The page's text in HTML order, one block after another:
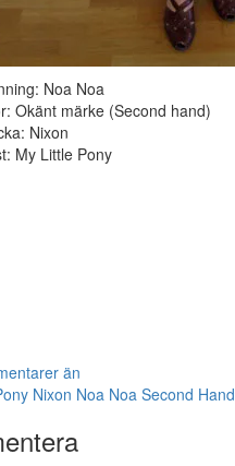
Noa Noa
Okänt märke (Second hand)
Nixon
My Little Pony
än
Nixon Noa Noa Second Hand